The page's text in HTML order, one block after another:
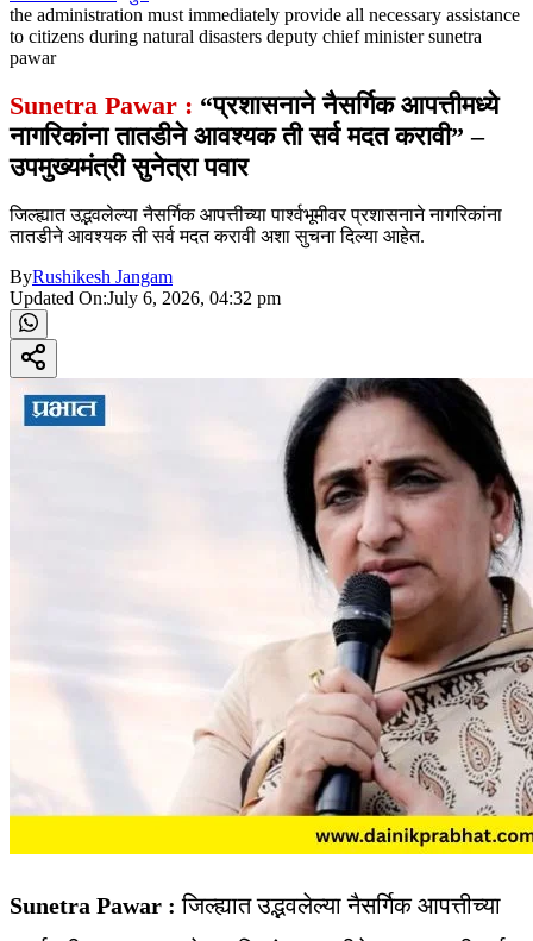
the administration must immediately provide all necessary assistance
to citizens during natural disasters deputy chief minister sunetra
pawar
Sunetra Pawar : “प्रशासनाने नैसर्गिक आपत्तीमध्ये
नागरिकांना तातडीने आवश्यक ती सर्व मदत करावी” –
उपमुख्यमंत्री सुनेत्रा पवार
जिल्ह्यात उद्भवलेल्या नैसर्गिक आपत्तीच्या पार्श्वभूमीवर प्रशासनाने नागरिकांना
तातडीने आवश्यक ती सर्व मदत करावी अशा सुचना दिल्या आहेत.
ByRushikesh Jangam
Updated On:July 6, 2026, 04:32 pm
Sunetra Pawar : जिल्ह्यात उद्भवलेल्या नैसर्गिक आपत्तीच्या